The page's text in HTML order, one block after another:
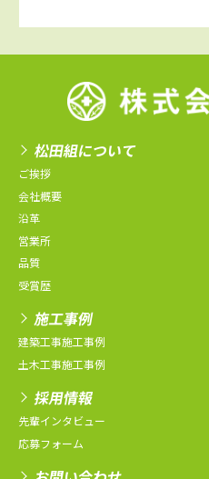
松田組について
ご挨拶
会社概要
沿革
営業所
品質
受賞歴
施工事例
建築工事施工事例
土木工事施工事例
採用情報
先輩インタビュー
応募フォーム